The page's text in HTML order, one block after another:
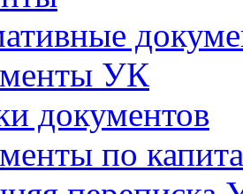
УК
документов
по